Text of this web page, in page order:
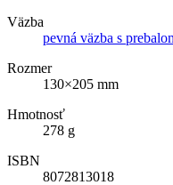
Väzba
pevná väzba s
Rozmer
130×205 mm
Hmotnosť
278 g
ISBN
8072813018